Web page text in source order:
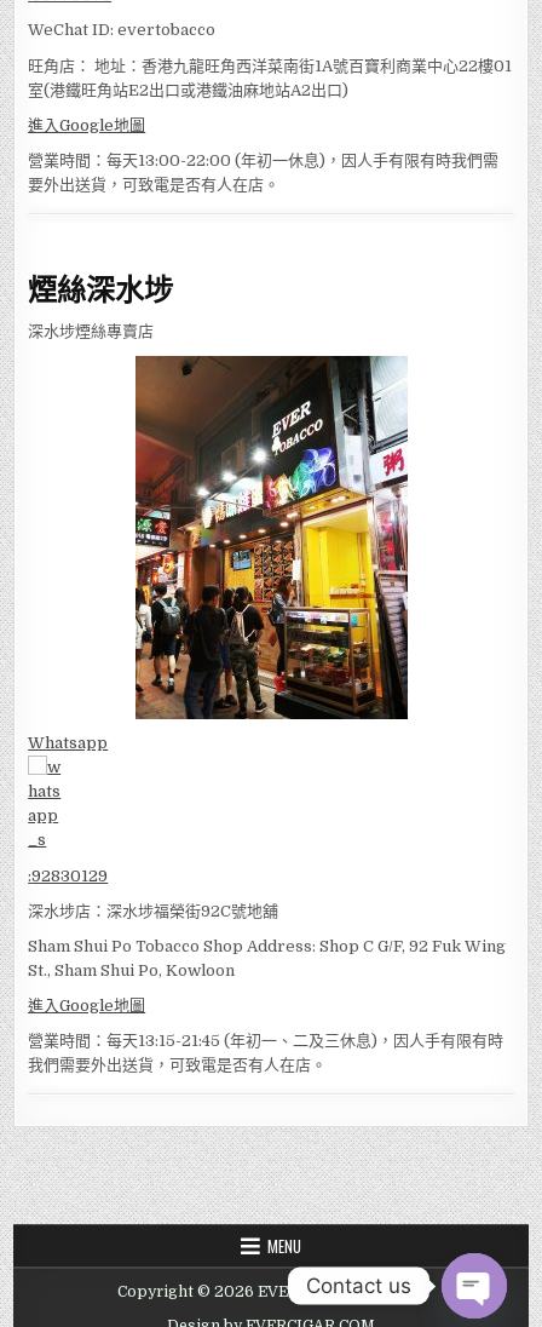
WeChat ID: evertobacco
旺角店： 地址：香港九龍旺角西洋菜南街1A號百寶利商業中心22樓01
室(港鐵旺角站E2出口或港鐵油麻地站A2出口)
進入Google地圖
營業時間：每天13:00-22:00 (年初一休息)，因人手有限有時我們需
要外出送貨，可致電是否有人在店。
煙絲深水埗
深水埗煙絲專賣店
Whatsapp
:92830129
深水埗店：深水埗福榮街92C號地舖
Sham Shui Po Tobacco Shop Address: Shop C G/F, 92 Fuk Wing
St., Sham Shui Po, Kowloon
進入Google地圖
營業時間：每天13:15-21:45 (年初一、二及三休息)，因人手有限有時
我們需要外出送貨，可致電是否有人在店。
MENU
Copyright © 2026 EVER TOBACCO SHOP
Contact us